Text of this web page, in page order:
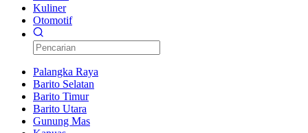
Kuliner
Otomotif
Palangka Raya
Barito Selatan
Barito Timur
Barito Utara
Gunung Mas